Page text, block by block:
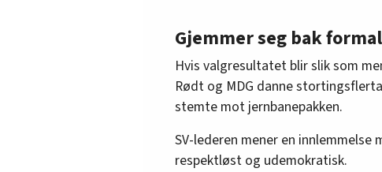
Gjemmer seg bak
Hvis valgresultatet blir slik som
Rødt og MDG danne
stemte mot jernbanepakken.
SV-lederen mener en
respektløst og udemokratisk.